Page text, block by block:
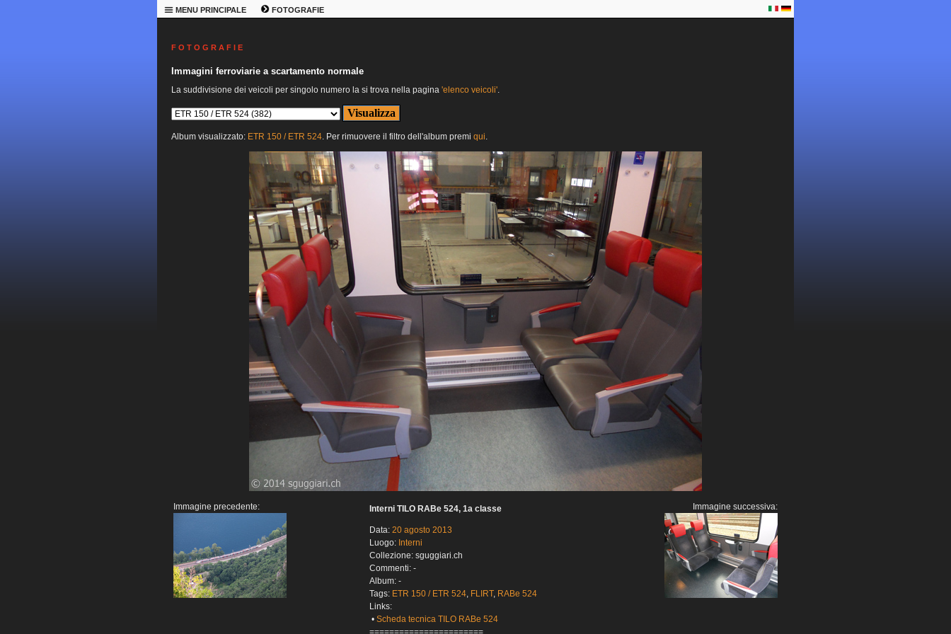
MENU PRINCIPALE FOTOGRAFIE
F O T O G R A F I E
Immagini ferroviarie a scartamento normale
La suddivisione dei veicoli per singolo numero la si trova nella pagina 'elenco veicoli'.
Album visualizzato: ETR 150 / ETR 524. Per rimuovere il filtro dell'album premi qui.
Immagine precedente: Interni TILO RABe 524, 1a classe
Data: 20 agosto 2013
Luogo: Interni
Collezione: sguggiari.ch
Commenti: -
Album: -
Tags: ETR 150 / ETR 524, FLIRT, RABe 524
Links:
• Scheda tecnica TILO RABe 524
Immagine successiva: